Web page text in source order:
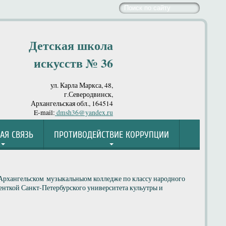
Детская школа
искусств № 36
ул. Карла Маркса, 48,
г.Северодвинск,
Архангельская обл., 164514
E-mail: dmsh36@yandex.ru
СВЯЗЬ ПРОТИВОДЕЙСТВИЕ КОРРУПЦИИ
музыкальныом колледже по классу народного
Санкт-Петербурского университета кульутры и